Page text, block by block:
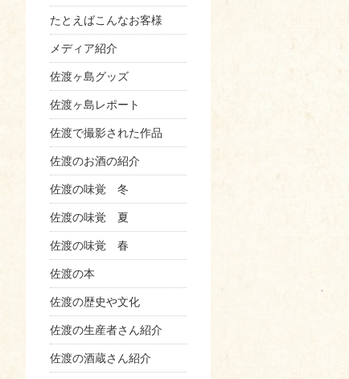
たとえばこんなお客様
メディア紹介
佐渡ヶ島グッズ
佐渡ヶ島レポート
佐渡で撮影された作品
佐渡のお酒の紹介
佐渡の味覚 冬
佐渡の味覚 夏
佐渡の味覚 春
佐渡の本
佐渡の歴史や文化
佐渡の生産者さん紹介
佐渡の酒蔵さん紹介